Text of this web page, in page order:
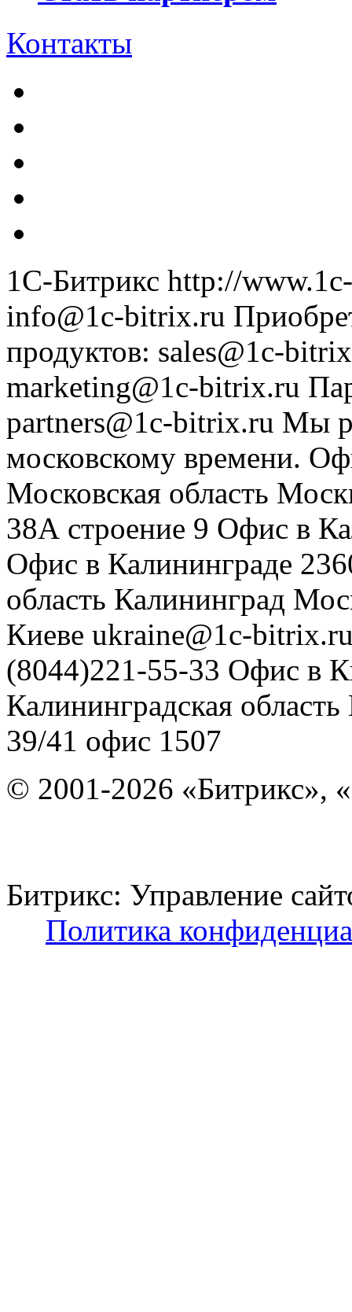
Контакты
1С-Битрикс http://
info@1c-bitrix.ru
продуктов: sales@1c-
marketing@1c-bitrix.ru
partners@1c-bitrix.ru Мы
московскому времени.
Московская область
38А строение 9 Офис в
Офис в Калининграде
область Калининград
Киеве ukraine@1c-
(8044)221-55-33 Офис в
Калининградская область
39/41 офис 1507
© 2001-2026 «Битрикс»,
Битрикс: Управление
Политика